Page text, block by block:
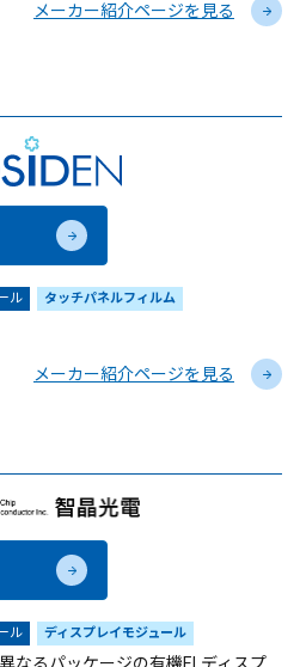
メーカー紹介ページを見る
ル タッチパネルフィルム
メーカー紹介ページを見る
ル ディスプレイモジュール
なるパッケージの有機ELディスプ